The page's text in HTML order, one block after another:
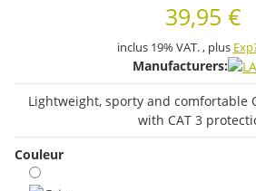
39,95 €
inclus 19% VAT. , plus
Manufacturers:
Lightweight, sporty and comfortable
with CAT 3
Couleur